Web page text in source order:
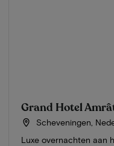
Grand Hotel
Scheveningen,
Luxe overnachten aan